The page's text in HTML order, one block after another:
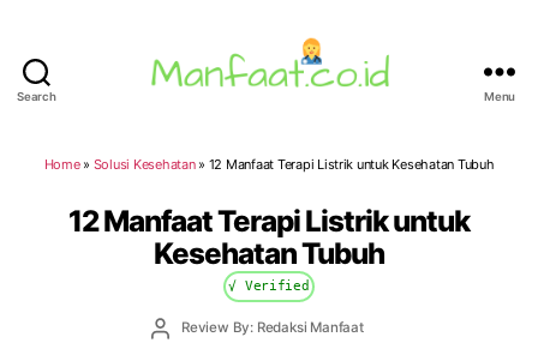
Search Menu
Home» Solusi Kesehatan» 12 Manfaat Terapi Listrik untuk Kesehatan Tubuh
12 Manfaat Terapi Listrik untuk
Kesehatan Tubuh
√ Verified
PostReview By: Redaksi Manfaat